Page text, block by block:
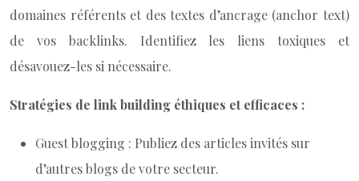
domaines référents et des textes d’ancrage (anchor text)
de vos backlinks. Identifiez les liens toxiques et
désavouez-les si nécessaire.
Stratégies de link building éthiques et efficaces :
Guest blogging : Publiez des articles invités sur
d’autres blogs de votre secteur.